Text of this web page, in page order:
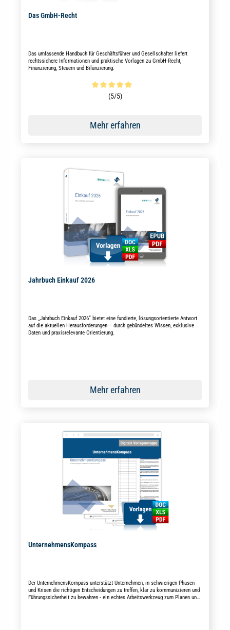
Das GmbH-Recht
Das umfassende Handbuch für Geschäftsführer und Gesellschafter liefert
rechtssichere Informationen und praktische Vorlagen zu GmbH-Recht,
Finanzierung, Steuern und Bilanzierung.
Durchschnittliche Bewertung von 5 von 5 Sternen
(5/5)
Mehr erfahren
Jahrbuch Einkauf 2026
Das „Jahrbuch Einkauf 2026“ bietet eine fundierte, lösungsorientierte Antwort
auf die aktuellen Herausforderungen – durch gebündeltes Wissen, exklusive
Daten und praxisrelevante Orientierung.
Mehr erfahren
UnternehmensKompass
Der UnternehmensKompass unterstützt Unternehmen, in schwierigen Phasen
und Krisen die richtigen Entscheidungen zu treffen, klar zu kommunizieren und
Führungssicherheit zu bewahren - ein echtes Arbeitswerkzeug zum Planen und